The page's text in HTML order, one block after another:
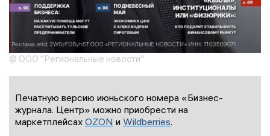
© ООО "Региональные новости"
Печатную версию июньского номера «Бизнес-
журнала. Центр» можно приобрести на
маркетплейсах OZON и Wildberries.